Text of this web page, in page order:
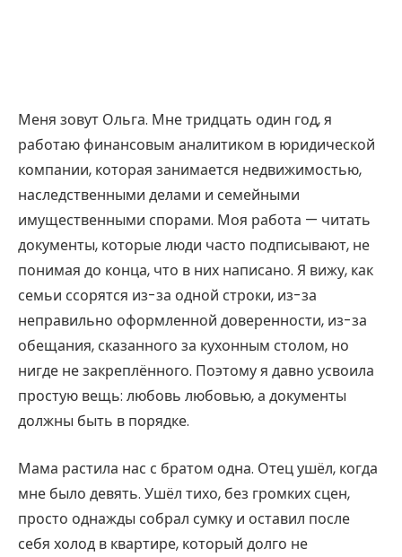
Меня зовут Ольга. Мне тридцать один год, я
работаю финансовым аналитиком в юридической
компании, которая занимается недвижимостью,
наследственными делами и семейными
имущественными спорами. Моя работа — читать
документы, которые люди часто подписывают, не
понимая до конца, что в них написано. Я вижу, как
семьи ссорятся из-за одной строки, из-за
неправильно оформленной доверенности, из-за
обещания, сказанного за кухонным столом, но
нигде не закреплённого. Поэтому я давно усвоила
простую вещь: любовь любовью, а документы
должны быть в порядке.
Мама растила нас с братом одна. Отец ушёл, когда
мне было девять. Ушёл тихо, без громких сцен,
просто однажды собрал сумку и оставил после
себя холод в квартире, который долго не